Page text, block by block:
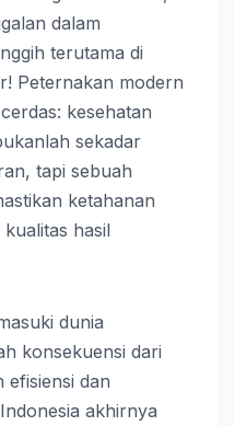
dalam
terutama di
Peternakan modern
kesehatan
sekadar
tapi sebuah
ketahanan
hasil
dunia
konsekuensi dari
efisiensi dan
akhirnya